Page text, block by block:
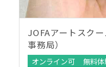
JOFAアートスク
事務局）
オンライン可
無料